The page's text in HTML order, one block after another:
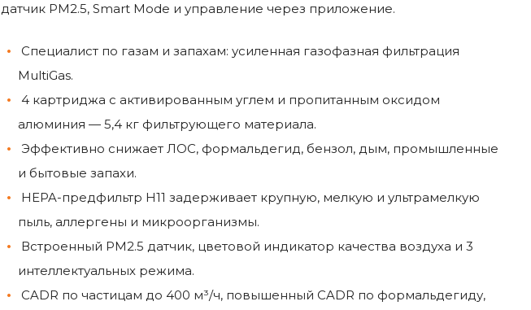
датчик PM2.5, Smart Mode и управление через приложение.
Специалист по газам и запахам: усиленная газофазная фильтрация
MultiGas.
4 картриджа с активированным углем и пропитанным оксидом
алюминия — 5,4 кг фильтрующего материала.
Эффективно снижает ЛОС, формальдегид, бензол, дым, промышленные
и бытовые запахи.
HEPA-предфильтр H11 задерживает крупную, мелкую и ультрамелкую
пыль, аллергены и микроорганизмы.
Встроенный PM2.5 датчик, цветовой индикатор качества воздуха и 3
интеллектуальных режима.
CADR по частицам до 400 м³/ч, повышенный CADR по формальдегиду,